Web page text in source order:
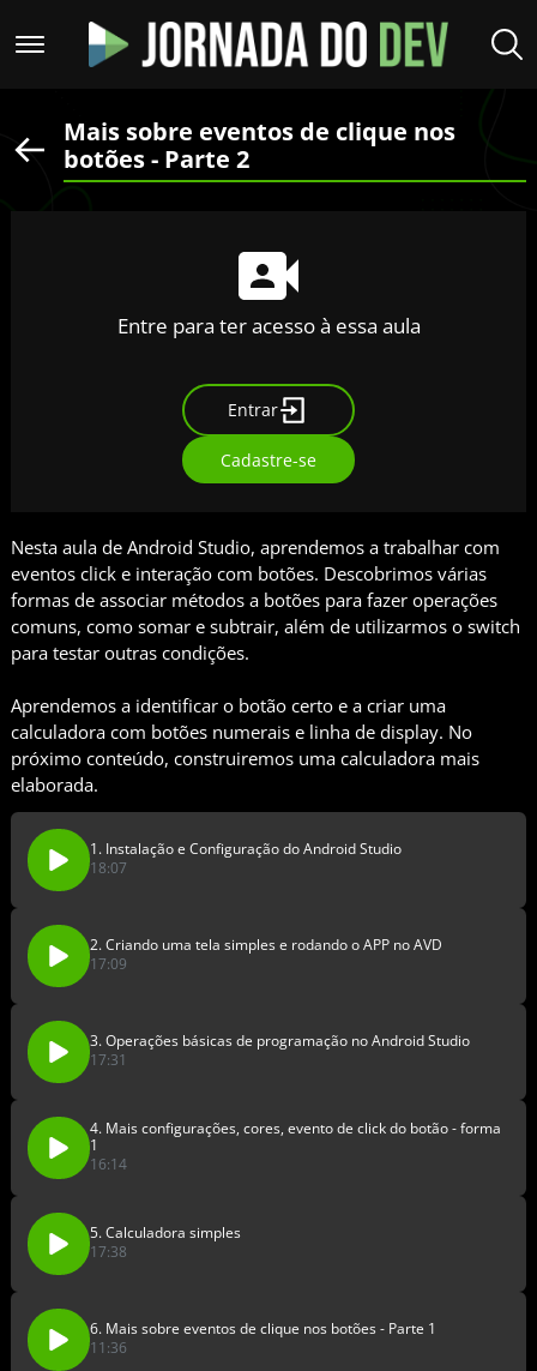
Mais sobre eventos de clique nos
botões - Parte 2
Entre para ter acesso à essa aula
Entrar
Cadastre-se
Nesta aula de Android Studio, aprendemos a trabalhar com
eventos click e interação com botões. Descobrimos várias
formas de associar métodos a botões para fazer operações
comuns, como somar e subtrair, além de utilizarmos o switch
para testar outras condições.
Aprendemos a identificar o botão certo e a criar uma
calculadora com botões numerais e linha de display. No
próximo conteúdo, construiremos uma calculadora mais
elaborada.
1. Instalação e Configuração do Android Studio
18:07
2. Criando uma tela simples e rodando o APP no AVD
17:09
3. Operações básicas de programação no Android Studio
17:31
4. Mais configurações, cores, evento de click do botão - forma
1
16:14
5. Calculadora simples
17:38
6. Mais sobre eventos de clique nos botões - Parte 1
11:36